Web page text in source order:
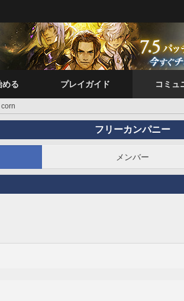
める プレイガイド コミュ
corn
フリーカンパニー
メンバー